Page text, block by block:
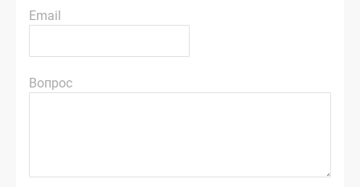
Email
Вопрос